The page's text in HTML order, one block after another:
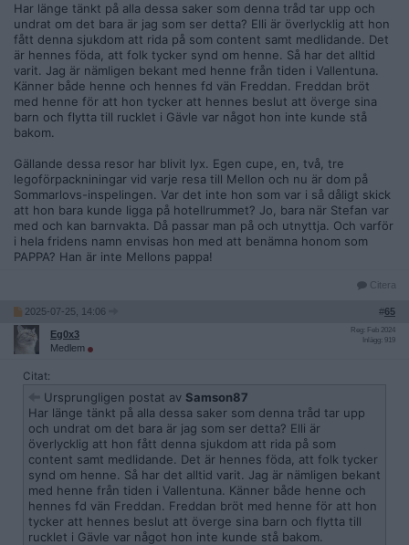
Har länge tänkt på alla dessa saker som denna tråd tar upp och
undrat om det bara är jag som ser detta? Elli är överlycklig att hon
fått denna sjukdom att rida på som content samt medlidande. Det
är hennes föda, att folk tycker synd om henne. Så har det alltid
varit. Jag är nämligen bekant med henne från tiden i Vallentuna.
Känner både henne och hennes fd vän Freddan. Freddan bröt
med henne för att hon tycker att hennes beslut att överge sina
barn och flytta till rucklet i Gävle var något hon inte kunde stå
bakom.
Gällande dessa resor har blivit lyx. Egen cupe, en, två, tre
legoförpackniningar vid varje resa till Mellon och nu är dom på
Sommarlovs-inspelingen. Var det inte hon som var i så dåligt skick
att hon bara kunde ligga på hotellrummet? Jo, bara när Stefan var
med och kan barnvakta. Då passar man på och utnyttja. Och varför
i hela fridens namn envisas hon med att benämna honom som
PAPPA? Han är inte Mellons pappa!
Citera
2025-07-25, 14:06 #65
Eg0x3
Medlem
Reg: Feb 2024
Inlägg: 919
Citat:
Ursprungligen postat av Samson87
Har länge tänkt på alla dessa saker som denna tråd tar upp
och undrat om det bara är jag som ser detta? Elli är
överlycklig att hon fått denna sjukdom att rida på som
content samt medlidande. Det är hennes föda, att folk tycker
synd om henne. Så har det alltid varit. Jag är nämligen bekant
med henne från tiden i Vallentuna. Känner både henne och
hennes fd vän Freddan. Freddan bröt med henne för att hon
tycker att hennes beslut att överge sina barn och flytta till
rucklet i Gävle var något hon inte kunde stå bakom.